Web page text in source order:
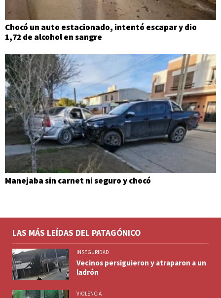
Chocó un auto estacionado, intentó escapar y dio
1,72 de alcohol en sangre
Manejaba sin carnet ni seguro y chocó
LAS MÁS LEÍDAS DEL PATAGÓNICO
INSEGURIDAD
Vecinos persiguieron y atraparon a un
ladrón
VIOLENCIA